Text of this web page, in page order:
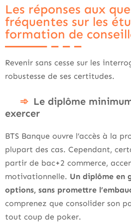
Les réponses aux
fréquentes sur les
formation de
Revenir sans cesse sur les
robustesse de ses certitudes.
Le diplôme
exercer
BTS Banque ouvre l’accès à la
plupart des cas. Cependant,
partir de bac+2 commerce,
motivationnelle. Un diplôme en
options, sans promettre
comprenez que consolider son
tout coup de poker.